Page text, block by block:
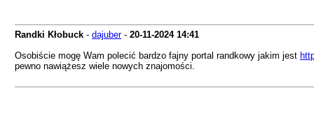
Randki Kłobuck - dajuber- 20-11-2024 14:41
Osobiście mogę Wam polecić bardzo fajny portal randkowy jakim jest
pewno nawiążesz wiele nowych znajomości.